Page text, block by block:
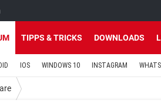
TIPPS & TRICKS DOWNLOADS
IOS WINDOWS 10 INSTAGRAM